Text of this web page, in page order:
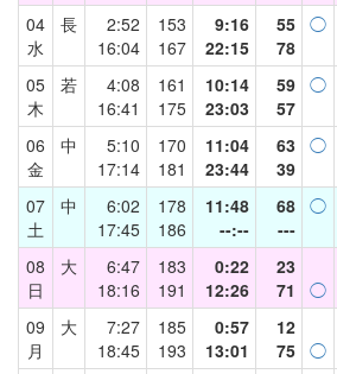
04
水
長
2:52
16:04
153
167
9:16
22:15
55
78
◯
05
木
若
4:08
16:41
161
175
10:14
23:03
59
57
◯
06
金
中
5:10
17:14
170
181
11:04
23:44
63
39
◯
07
土
中
6:02
17:45
178
186
11:48
--:--
68
---
◯
08
日
大
6:47
18:16
183
191
0:22
12:26
23
71
◯
09
月
大
7:27
18:45
185
193
0:57
13:01
12
75 ◯